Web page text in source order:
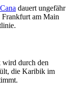
dauert ungefähr
Frankfurt am Main
durch den
die Karibik im